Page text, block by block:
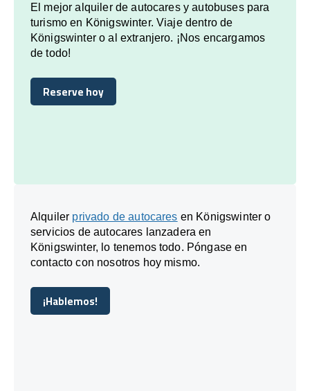
El mejor alquiler de autocares y autobuses para
turismo en Königswinter. Viaje dentro de
Königswinter o al extranjero. ¡Nos encargamos
de todo!
Reserve hoy
Reserve hoy
Alquiler privado de autocares en Königswinter o
servicios de autocares lanzadera en
Königswinter, lo tenemos todo. Póngase en
contacto con nosotros hoy mismo.
¡Hablemos!
¡Hablemos!